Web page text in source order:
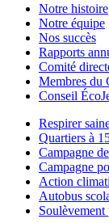
Notre histoire
Notre équipe
Nos succès
Rapports
Comité
Membres du
Conseil
Respirer
Quartiers à
Campagne
Campagne
Action
Autobus